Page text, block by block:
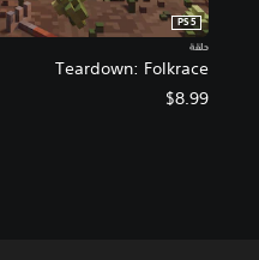
Teardown: Folkrace
PS5
حلقة
$8.99